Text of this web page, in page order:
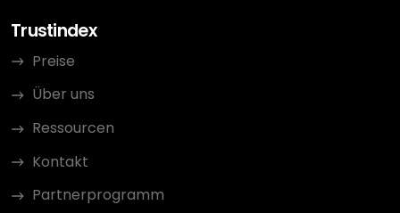
Trustindex
Preise
Über uns
Ressourcen
Kontakt
Partnerprogramm